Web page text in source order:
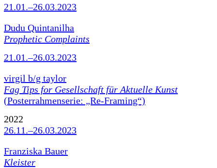
21.01.–26.03.2023
Dudu Quintanilha
Prophetic Complaints
21.01.–26.03.2023
virgil b/g taylor
Fag Tips for Gesellschaft für Aktuelle Kunst
(Posterrahmenserie: „Re-Framing“)
2022
26.11.–26.03.2023
Franziska Bauer
Kleister